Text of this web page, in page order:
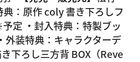
典：原作 coly 書き下ろしフ
定 ・封入特典：特製ブッ
装特典：キャラクターデ
下ろし三方背 BOX（Reve